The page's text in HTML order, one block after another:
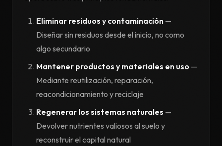
Eliminar residuos y contaminación —
Diseñar sin residuos desde el inicio, no como
algo secundario
Mantener productos y materiales en uso —
Mediante reutilización, reparación,
reacondicionamiento y reciclaje
Regenerar los sistemas naturales —
Devolver nutrientes valiosos al suelo y
reconstruir el capital natural